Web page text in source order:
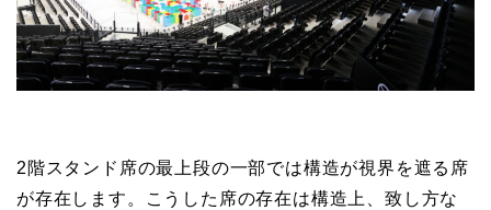
2階スタンド席の最上段の一部では構造が視界を遮る席
が存在します。こうした席の存在は構造上、致し方な